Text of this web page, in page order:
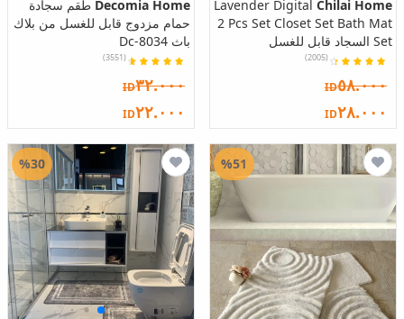
Chilai Home
Lavender Digital
2 Pcs Set Closet Set Bath Mat
Set السجاد قابل للغسل
(2005)
ID٥٨.٠٠٠
ID٢٨.٠٠٠
Decomia Home طقم سجادة
حمام مزدوج قابل للغسل من بلاك
باث Dc-8034
(3551)
ID٣٢.٠٠٠
ID٢٢.٠٠٠
%51
%30